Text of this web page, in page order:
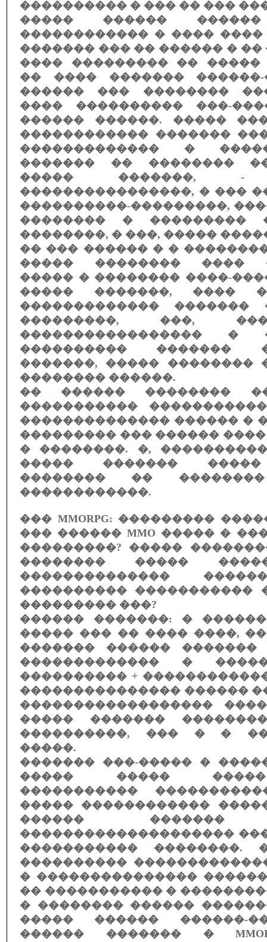
���������� � ��� �� ���
����� ������ ������
������������ � ����
������� ��� �� ������ �
���� ��������� �� �����
�� ���� ������� ������-
������ ��� ��������
���� ���������� ���-
������ ������. �����
������������ �������
������������� �
������� �� ��������
����� �������,
����������������, � ���
����������-���������,
�������� � ���������
��������, � ���, �����
�� ��� ������ � �
����� �������� ����
����� � �������� ����-
����� �������, ����
������������� �������
���������, ���,
����������������� �
���������� �������
�������, ����� ��������
�������� ������.
�� ������ ��������
�����������
�������������� ������ �
��������� ��� ������
� ��������. �,
����� ������� �����
�������� ��
������������.
��� MMORPG: ���������
��� ������ MMO ����� �
���������? �����
�������� �����
��������������
���������� �����������
��������� ���?
������ �������: �
����� ��� �� ���� ����,
������� ������ �������
������������� �
���������� +
��������������� ������
������������������
����� �������
����������, ��� � �
�����.
������� ���-����� �
����� �����
�����������
����� ������������
������ �������
��������������������
����������� ��������.
����������
� ���������������
�� ����������� �
� �������� ������
����� ������ ������-
������ ������� �